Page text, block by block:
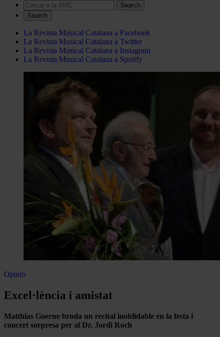
Search
La Revista Musical Catalana a Facebook
La Revista Musical Catalana a Twitter
La Revista Musical Catalana a Instagram
La Revista Musical Catalana a Spotify
Opinió
Excel·lència i amistat
Matthias Goerne broda un recital inoblidable en la festa i
concert sorpresa per al Dr. Jordi Roch